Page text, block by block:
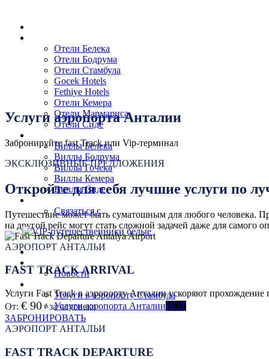
Отели Белека
Отели Бодрума
Отели Стамбула
Gocek Hotels
Fethiye Hotels
Отели Кемера
Отели Мармариса
Отели Сиде
Виллы Белека
Виллы Бодрума
Виллы Гочека
Виллы Кемера
Виллы Сиде
О сайте
Связаться с
Booking Request
Новости
Услуги в аэропорту Стамбула
Услуги аэропорта АнталииHOT
Услуги аэропорта Анталии
Забронируйте fast Track или Vip-терминал
ЭКСКЛЮЗИВНЫЕ ПРЕДЛОЖЕНИЯ
Откройте для себя лучшие услуги по
Путешествие может быть суматошным для любого человека.
на другой рейс могут стать сложной задачей даже для
АЭРОПОРТ АНТАЛЬИ
FAST TRACK ARRIVAL
Услуги Fast Track в аэропорту Анталии ускоряют
От: € 90/ за человека
ЗАБРОНИРОВАТЬ
АЭРОПОРТ АНТАЛЬИ
FAST TRACK DEPARTURE